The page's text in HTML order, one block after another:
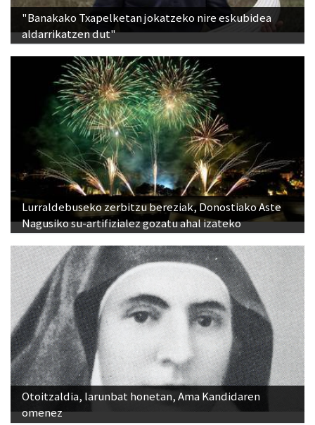
"Banakako Txapelketan jokatzeko nire eskubidea
aldarrikatzen dut"
Lurraldebuseko zerbitzu bereziak, Donostiako Aste
Nagusiko su-artifizialez gozatu ahal izateko
Otoitzaldia, larunbat honetan, Ama Kandidaren
omenez